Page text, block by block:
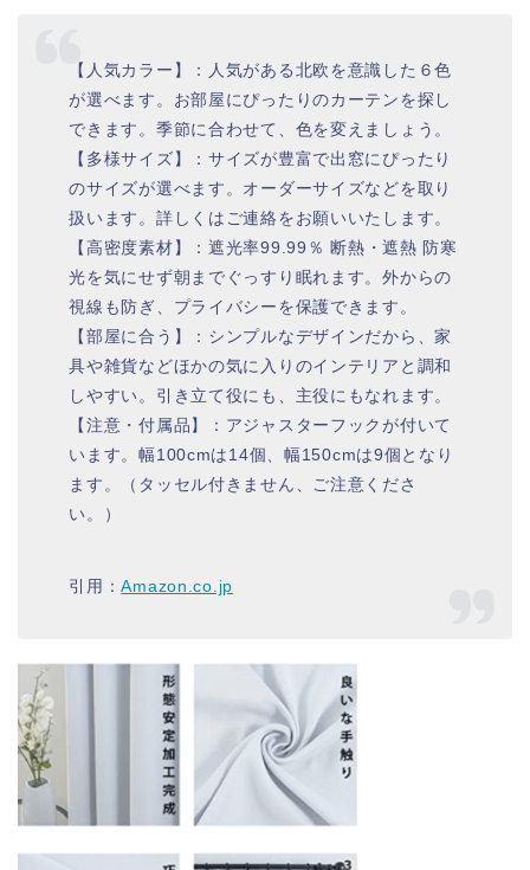
【人気カラー】：人気がある北欧を意識した６色
が選べます。お部屋にぴったりのカーテンを探し
できます。季節に合わせて、色を変えましょう。
【多様サイズ】：サイズが豊富で出窓にぴったり
のサイズが選べます。オーダーサイズなどを取り
扱います。詳しくはご連絡をお願いいたします。
【高密度素材】：遮光率99.99％ 断熱・遮熱 防寒
光を気にせず朝までぐっすり眠れます。外からの
視線も防ぎ、プライバシーを保護できます。
【部屋に合う】：シンプルなデザインだから、家
具や雑貨などほかの気に入りのインテリアと調和
しやすい。引き立て役にも、主役にもなれます。
【注意・付属品】：アジャスターフックが付いて
います。幅100cmは14個、幅150cmは9個となり
ます。（タッセル付きません、ご注意くださ
い。）
引用：Amazon.co.jp